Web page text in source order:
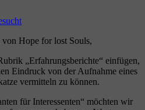
von Hope for lost Souls,
„Erfahrungsberichte“ einfügen,
Eindruck von der Aufnahme eines
vermitteln zu können.
für Interessenten“ möchten wir